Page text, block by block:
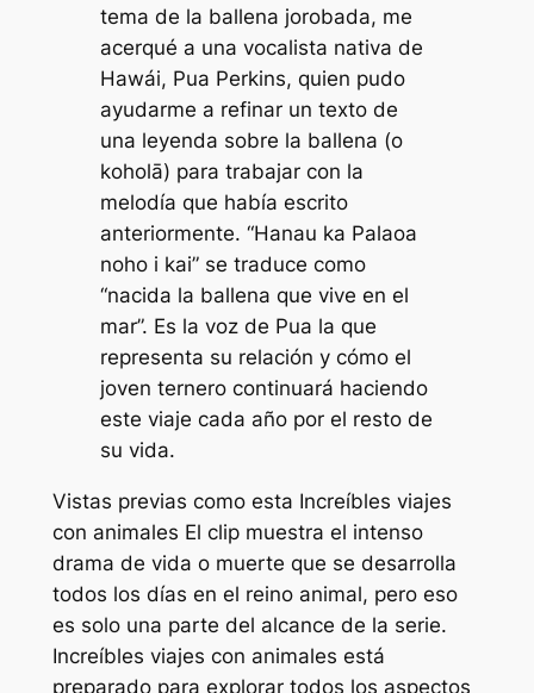
tema de la ballena jorobada, me
acerqué a una vocalista nativa de
Hawái, Pua Perkins, quien pudo
ayudarme a refinar un texto de
una leyenda sobre la ballena (o
koholā) para trabajar con la
melodía que había escrito
anteriormente. “Hanau ka Palaoa
noho i kai” se traduce como
“nacida la ballena que vive en el
mar”. Es la voz de Pua la que
representa su relación y cómo el
joven ternero continuará haciendo
este viaje cada año por el resto de
su vida.
Vistas previas como esta Increíbles viajes
con animales El clip muestra el intenso
drama de vida o muerte que se desarrolla
todos los días en el reino animal, pero eso
es solo una parte del alcance de la serie.
Increíbles viajes con animales está
preparado para explorar todos los aspectos